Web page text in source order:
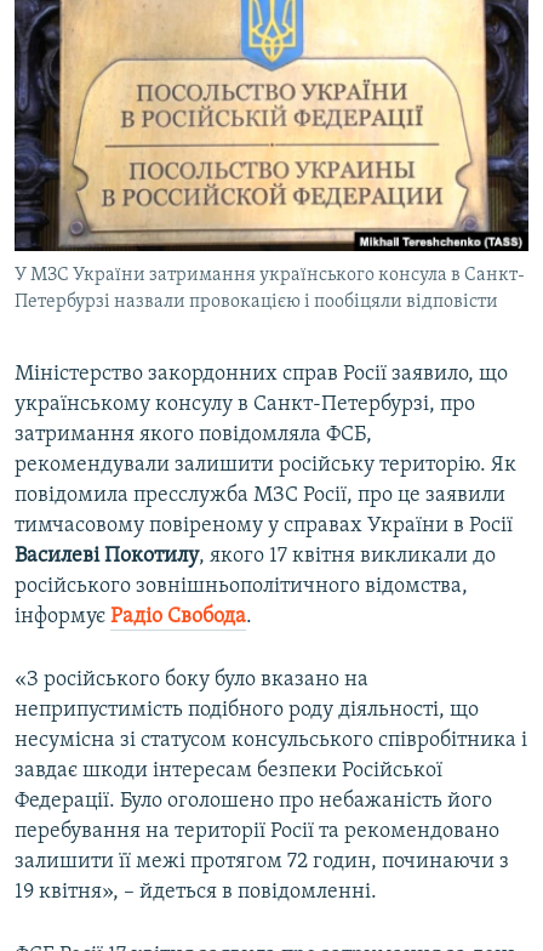
ВСЕ ЗА ДЕНЬ
СПЕЦПРОЕКТИ
ДЕПОРТАЦІЯ
ВІДЕОУРОКИ «ELIFBE»
СВІДЧЕННЯ ОКУПАЦІЇ
УКРАЇНСЬКА ПРОБЛЕМА КРИМУ
ІНФОГРАФІКА
ЯК ОБІЙТИ БЛОКУВАННЯ
Русский
Qırımtatar
ДОЛУЧАЙСЯ!
Усі сайти RFE/RL
У МЗС України затримання українського консула в Санкт-
Петербурзі назвали провокацією і пообіцяли відповісти
Міністерство закордонних справ Росії заявило, що
українському консулу в Санкт-Петербурзі, про
затримання якого повідомляла ФСБ,
рекомендували залишити російську територію. Як
повідомила пресслужба МЗС Росії, про це заявили
тимчасовому повіреному у справах України в Росії
Василеві Покотилу, якого 17 квітня викликали до
російського зовнішньополітичного відомства,
інформує Радіо Свобода.
«З російського боку було вказано на
неприпустимість подібного роду діяльності, що
несумісна зі статусом консульського співробітника і
завдає шкоди інтересам безпеки Російської
Федерації. Було оголошено про небажаність його
перебування на території Росії та рекомендовано
залишити її межі протягом 72 годин, починаючи з
19 квітня», – йдеться в повідомленні.